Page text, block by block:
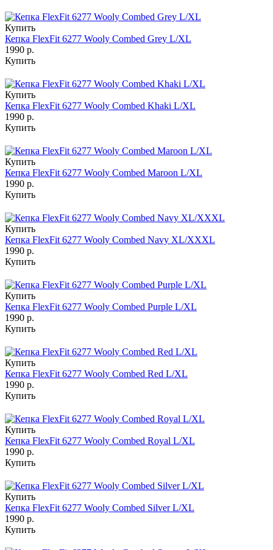
Купить
Кепка FlexFit 6277 Wooly Combed Grey L/XL
1990 р.
Купить
Купить
Кепка FlexFit 6277 Wooly Combed Khaki L/XL
1990 р.
Купить
Купить
Кепка FlexFit 6277 Wooly Combed Maroon L/XL
1990 р.
Купить
Купить
Кепка FlexFit 6277 Wooly Combed Navy XL/XXXL
1990 р.
Купить
Купить
Кепка FlexFit 6277 Wooly Combed Purple L/XL
1990 р.
Купить
Купить
Кепка FlexFit 6277 Wooly Combed Red L/XL
1990 р.
Купить
Купить
Кепка FlexFit 6277 Wooly Combed Royal L/XL
1990 р.
Купить
Купить
Кепка FlexFit 6277 Wooly Combed Silver L/XL
1990 р.
Купить